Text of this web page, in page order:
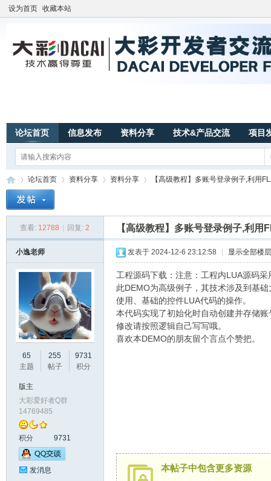
设为首页 收藏本站
论坛首页 信息发布 资料分享 技术&产品交流 项目
论坛首页
›
资料分享 资料分享
›
【高级教程】多账号登录例子,利用
查看: 12788 回复: 2 【高级教程】多账号登录例子,利用
小逸老师
65
主题
255
帖子
9731
积分
版主
大彩爱好者Q群
14769485
积分 9731
发消息
发表于 2024-12-6 23:12:58 显示全部楼层
工程源码下载：注意：工程内LUA源码
此DEMO为高级例子，其技术涉及到基
使用、基础的控件LUA代码的操作。
本代码实现了初始化时自动创建并存储
修改请按照逻辑自己写写哦。
喜欢本DEMO的朋友留个言点个赞把。
本帖子中包含更多资源